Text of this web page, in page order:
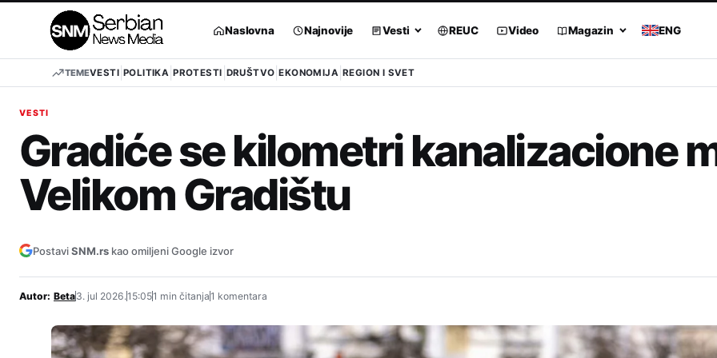
Naslovna Najnovije Vesti REUC Video Magazin ENG
TEMEVESTI POLITIKA PROTESTI DRUŠTVO EKONOMIJA REGION I SVET
VESTI
Gradiće se kilometri kanalizacione
Velikom Gradištu
PostaviSNM.rs kao omiljeni Google izvor
Autor: Beta3. jul 2026.15:051 min čitanja1 komentara